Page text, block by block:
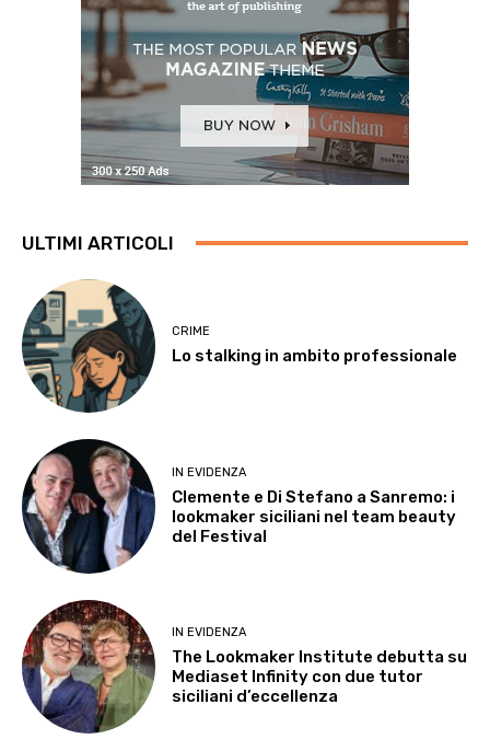
ULTIMI ARTICOLI
CRIME
Lo stalking in ambito professionale
IN EVIDENZA
Clemente e Di Stefano a Sanremo: i
lookmaker siciliani nel team beauty
del Festival
IN EVIDENZA
The Lookmaker Institute debutta su
Mediaset Infinity con due tutor
siciliani d’eccellenza